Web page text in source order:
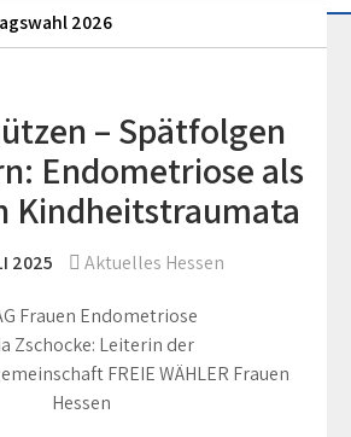
2026
– Spätfolgen
Endometriose als
Kindheitstraumata
2025 Aktuelles Hessen
Zschocke: Leiterin der
FREIE WÄHLER Frauen
Hessen